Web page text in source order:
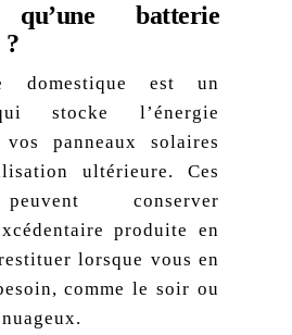
qu’une batterie
?
domestique est un
stocke l’énergie
panneaux solaires
ultérieure. Ces
conserver
produite en
lorsque vous en
comme le soir ou